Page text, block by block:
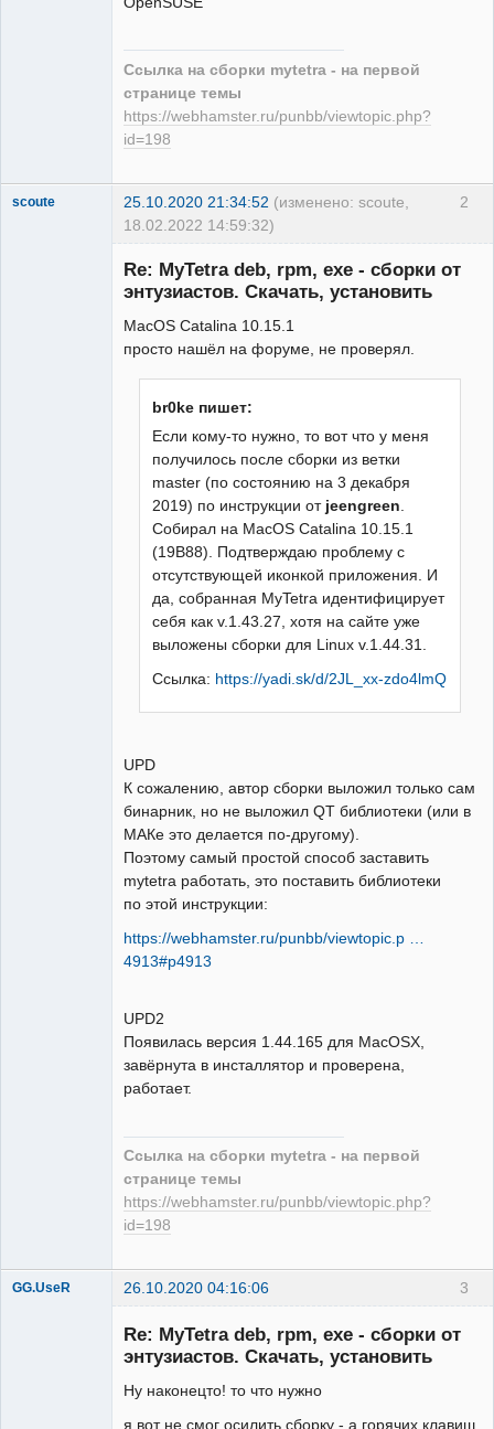
Ссылка на сборки mytetra - на первой
странице темы
https://webhamster.ru/punbb/viewtopic.php?
id=198
2
scoute 25.10.2020 21:34:52 (изменено: scoute,
18.02.2022 14:59:32)
Re: MyTetra deb, rpm, exe - сборки от
энтузиастов. Скачать, установить
MacOS Catalina 10.15.1
просто нашёл на форуме, не проверял.
br0ke пишет:
Если кому-то нужно, то вот что у меня
получилось после сборки из ветки
master (по состоянию на 3 декабря
2019) по инструкции от jeengreen
Собирал на MacOS Catalina 10.15.1
(19B88). Подтверждаю проблему с
отсутствующей иконкой приложения. И
да, собранная MyTetra идентифицирует
себя как v.1.43.27, хотя на сайте уже
выложены сборки для Linux v.1.44.31.
Ссылка: https://yadi.sk/d/2JL_xx-zdo4lmQ
UPD
К сожалению, автор сборки выложил только сам
бинарник, но не выложил QT библиотеки (или в
МАКе это делается по-другому).
Поэтому самый простой способ заставить
mytetra работать, это поставить библиотеки
по этой инструкции:
https://webhamster.ru/punbb/viewtopic.p …
4913#p4913
UPD2
Появилась версия 1.44.165 для MacOSX,
завёрнута в инсталлятор и проверена,
работает.
Ссылка на сборки mytetra - на первой
странице темы
https://webhamster.ru/punbb/viewtopic.php?
id=198
3
GG.UseR 26.10.2020 04:16:06
Re: MyTetra deb, rpm, exe - сборки от
энтузиастов. Скачать, установить
Ну наконецто! то что нужно
я вот не смог осилить сборку - а горячих клавиш